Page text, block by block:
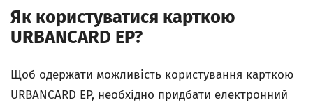
Як користуватися карткою
URBANCARD EP?
Щоб одержати можливість користування карткою
URBANCARD EP, необхідно придбати електронний